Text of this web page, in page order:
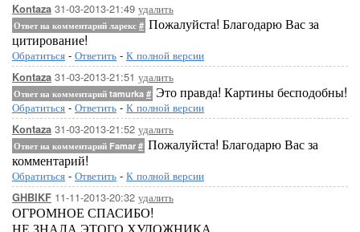
Kontaza 31-03-2013-21:49 удалить
Ответ на комментарий ларекс # Пожалуйста! Благодарю Вас за
цитирование!
Обратиться - Ответить - К полной версии
Kontaza 31-03-2013-21:51 удалить
Ответ на комментарий tamurka # Это правда! Картины бесподобны!
Обратиться - Ответить - К полной версии
Kontaza 31-03-2013-21:52 удалить
Ответ на комментарий Famar # Пожалуйста! Благодарю Вас за
комментарий!
Обратиться - Ответить - К полной версии
GHBIKF 11-11-2013-20:32 удалить
ОГРОМНОЕ СПАСИБО!